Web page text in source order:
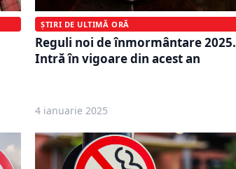
ȘTIRI DE ULTIMĂ ORĂ
Reguli noi de înmormântare 2025.
Intră în vigoare din acest an
4 ianuarie 2025